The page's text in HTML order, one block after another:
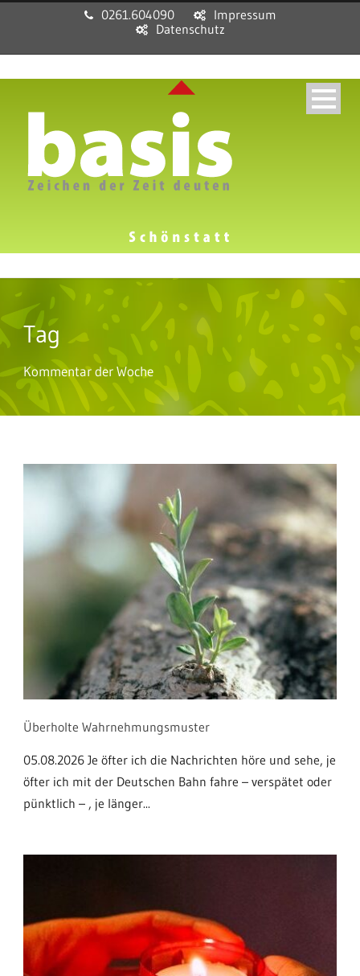
0261.604090
Impressum
Datenschutz
Tag
Kommentar der Woche
Überholte Wahrnehmungsmuster
05.08.2026 Je öfter ich die Nachrichten höre und sehe, je
öfter ich mit der Deutschen Bahn fahre – verspätet oder
pünktlich – , je länger...